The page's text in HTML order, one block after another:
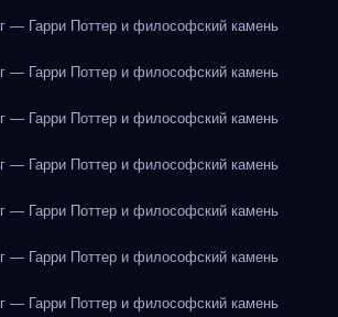
— Гарри Поттер и философский камень
— Гарри Поттер и философский камень
— Гарри Поттер и философский камень
— Гарри Поттер и философский камень
— Гарри Поттер и философский камень
— Гарри Поттер и философский камень
— Гарри Поттер и философский камень